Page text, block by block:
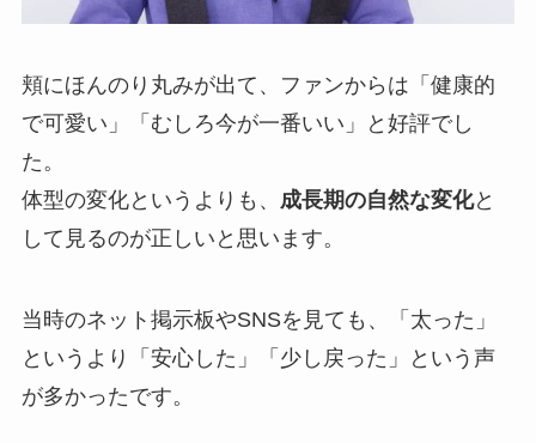
頬にほんのり丸みが出て、ファンからは「健康的
で可愛い」「むしろ今が一番いい」と好評でし
た。
体型の変化というよりも、 成長期の自然な変化と
して見るのが正しいと思います。
当時のネット掲示板やSNSを見ても、「太った」
というより「安心した」「少し戻った」という声
が多かったです。